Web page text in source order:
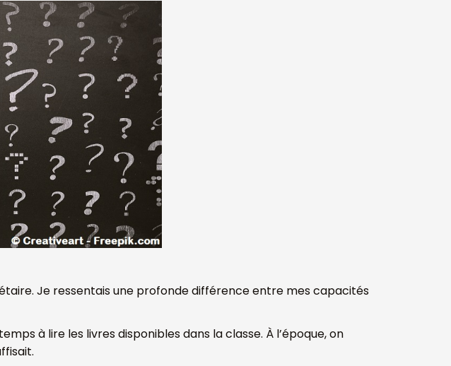
Je ressentais une profonde différence entre mes capacités
à lire les livres disponibles dans la classe. À l’époque, on